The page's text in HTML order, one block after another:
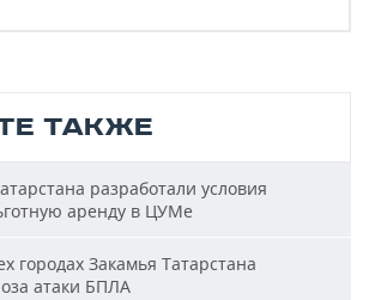
ТАКЖЕ
разработали условия
аренду в ЦУМе
городах Закамья Татарстана
атаки БПЛА